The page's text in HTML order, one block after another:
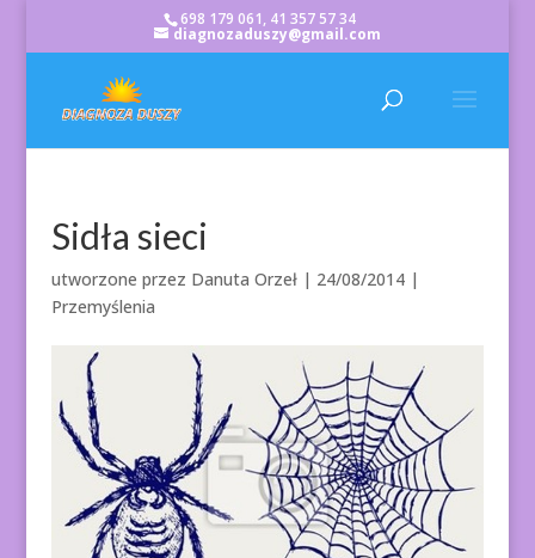
698 179 061, 41 357 57 34
diagnozaduszy@gmail.com
Sidła sieci
utworzone przez Danuta Orzeł| 24/08/2014|
Przemyślenia